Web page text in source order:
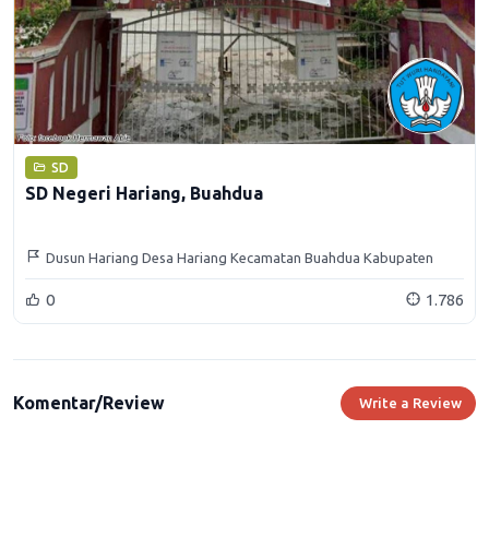
SD
SD Negeri Hariang, Buahdua
Dusun Hariang Desa Hariang Kecamatan Buahdua Kabupaten
Sumedang
0 1.786
Komentar/Review Write a Review